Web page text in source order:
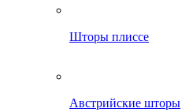
Шторы плиссе
Австрийские шторы